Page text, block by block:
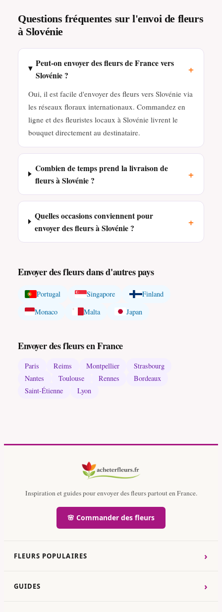
Questions fréquentes sur l'envoi de fleurs
à Slovénie
Peut-on envoyer des fleurs de France vers
Slovénie ?
+
Oui, il est facile d'envoyer des fleurs vers Slovénie via
les réseaux floraux internationaux. Commandez en
ligne et des fleuristes locaux à Slovénie livrent le
bouquet directement au destinataire.
Combien de temps prend la livraison de
fleurs à Slovénie ?
+
Quelles occasions conviennent pour
envoyer des fleurs à Slovénie ?
+
Envoyer des fleurs dans d'autres pays
Portugal Singapore
Finland
Monaco
Malta Japan
Envoyer des fleurs en France
Paris Reims Montpellier
Strasbourg
Nantes
Toulouse Rennes
Bordeaux
Saint-Étienne
Lyon
Inspiration et guides pour envoyer des fleurs partout en France.
🌸 Commander des fleurs
FLEURS POPULAIRES ›
GUIDES ›